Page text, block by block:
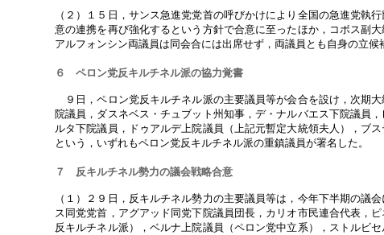
（２）１５日，サンス急進党党首の呼びかけにより全国の急進党
意の連携を再び強化するという方針で合意に至ったほか，コボス副
アルフォンシン両議員は同会合には出席せず，両議員とも自身の立候
６ ペロン党反キルチネル派の協力覚書
９日，ペロン党反キルチネル派の主要議員等が会合を設け，次期
院議員，ダスネベス・チュブット州知事，デ・ナルバエス下院議員
ルタ下院議員，ドゥアルデ上院議員（上記元暫定大統領夫人），ブ
という，いずれもペロン党反キルチネル派の重鎮議員が署名した。
７ 反キルチネル勢力の議会戦略合意
（１）２９日，反キルチネル勢力の主要議員等は，今年下半期の
ス同党党首，アグアッド同党下院議員団長，カリオ市民連合代表，
反キルチネル派），ベルナ上院議員（ペロン党中立系），ストルビ